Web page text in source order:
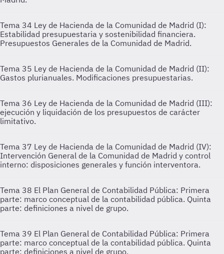
Tema 34 Ley de Hacienda de la Comunidad de Madrid (I):
Estabilidad presupuestaria y sostenibilidad financiera.
Presupuestos Generales de la Comunidad de Madrid.
Tema 35 Ley de Hacienda de la Comunidad de Madrid (II):
Gastos plurianuales. Modificaciones presupuestarias.
Tema 36 Ley de Hacienda de la Comunidad de Madrid (III):
ejecución y liquidación de los presupuestos de carácter
limitativo.
Tema 37 Ley de Hacienda de la Comunidad de Madrid (IV):
Intervención General de la Comunidad de Madrid y control
interno: disposiciones generales y función interventora.
Tema 38 El Plan General de Contabilidad Pública: Primera
parte: marco conceptual de la contabilidad pública. Quinta
parte: definiciones a nivel de grupo.
Tema 39 El Plan General de Contabilidad Pública: Primera
parte: marco conceptual de la contabilidad pública. Quinta
parte: definiciones a nivel de grupo.